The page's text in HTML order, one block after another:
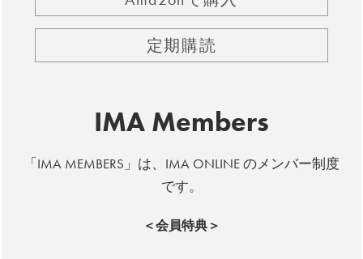
定期購読
IMA Members
「IMA MEMBERS」は、IMA ONLINE のメンバー制度
です。
＜会員特典＞